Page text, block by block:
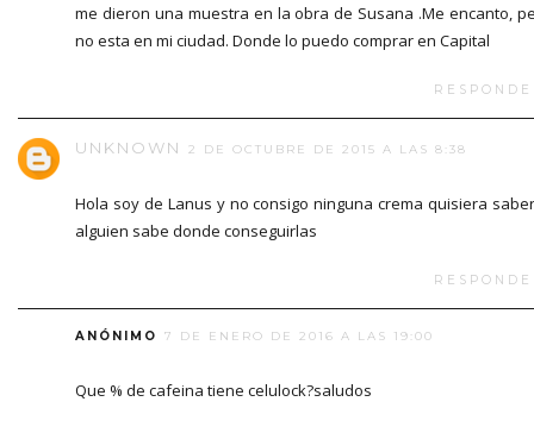
me dieron una muestra en la obra de Susana .Me encanto,
no esta en mi ciudad. Donde lo puedo comprar en Capital
UNKNOWN 2 DE OCTUBRE DE 2015 A LAS 8:38
Hola soy de Lanus y no consigo ninguna crema quisiera
alguien sabe donde conseguirlas
ANÓNIMO 7 DE ENERO DE 2016 A LAS 19:00
Que % de cafeina tiene celulock?saludos